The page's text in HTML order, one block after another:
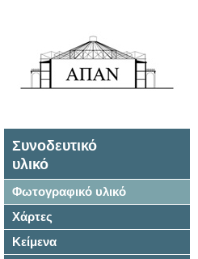
Συνοδευτικό
υλικό
Φωτογραφικό υλικό
Χάρτες
Κείμενα